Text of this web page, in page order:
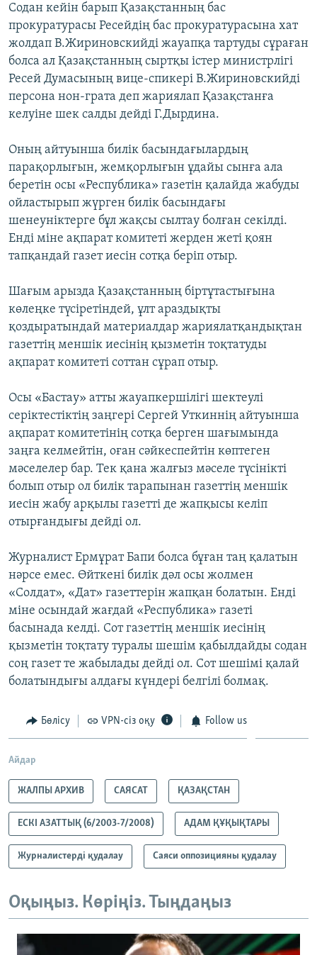
Содан кейін барып Қазақстанның бас
прокуратурасы Ресейдің бас прокуратурасына хат
жолдап В.Жириновскийді жауапқа тартуды сұраған
болса ал Қазақстанның сыртқы істер министрлігі
Ресей Думасының вице-спикері В.Жириновскийді
персона нон-грата деп жариялап Қазақстанға
келуіне шек салды дейді Г.Дырдина.
Оның айтуынша билік басындағылардың
парақорлығын, жемқорлығын ұдайы сынға ала
беретін осы «Республика» газетін қалайда жабуды
ойластырып жүрген билік басындағы
шенеуніктерге бұл жақсы сылтау болған секілді.
Енді міне ақпарат комитеті жерден жеті қоян
тапқандай газет иесін сотқа беріп отыр.
Шағым арызда Қазақстанның біртұтастығына
көлеңке түсіретіндей, ұлт араздықты
қоздыратындай материалдар жариялатқандықтан
газеттің меншік иесінің қызметін тоқтатуды
ақпарат комитеті соттан сұрап отыр.
Осы «Бастау» атты жауапкершілігі шектеулі
серіктестіктің заңгері Сергей Уткиннің айтуынша
ақпарат комитетінің сотқа берген шағымында
заңға келмейтін, оған сәйкеспейтін көптеген
мәселелер бар. Тек қана жалғыз мәселе түсінікті
болып отыр ол билік тарапынан газеттің меншік
иесін жабу арқылы газетті де жапқысы келіп
отырғандығы дейді ол.
Журналист Ермұрат Бапи болса бұған таң қалатын
нәрсе емес. Өйткені билік дәл осы жолмен
«Солдат», «Дат» газеттерін жапқан болатын. Енді
міне осындай жағдай «Республика» газеті
басынада келді. Сот газеттің меншік иесінің
қызметін тоқтату туралы шешім қабылдайды содан
соң газет те жабылады дейді ол. Сот шешімі қалай
болатындығы алдағы күндері белгілі болмақ.
Бөлісу VPN-сіз оқу Follow us
Айдар
ЖАЛПЫ АРХИВ САЯСАТ ҚАЗАҚСТАН
ЕСКІ АЗАТТЫҚ (6/2003-7/2008) АДАМ ҚҰҚЫҚТАРЫ
Журналистерді қудалау Саяси оппозицияны қудалау
Оқыңыз. Көріңіз. Тыңдаңыз